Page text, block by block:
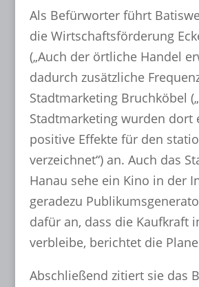
Als Befürworter führt
die Wirtschaftsförderung
(„Auch der örtliche Handel
dadurch zusätzliche
Stadtmarketing Bruchköbel
Stadtmarketing wurden dort
positive Effekte für den
verzeichnet“) an. Auch das
Hanau sehe ein Kino in der
geradezu
dafür an, dass die Kaufkraft
verbleibe, berichtet die
Abschließend zitiert sie das